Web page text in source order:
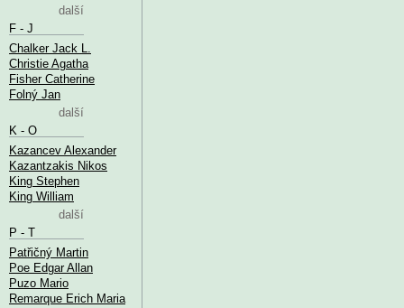
další
F - J
Chalker Jack L.
Christie Agatha
Fisher Catherine
Folný Jan
další
K - O
Kazancev Alexander
Kazantzakis Nikos
King Stephen
King William
další
P - T
Patřičný Martin
Poe Edgar Allan
Puzo Mario
Remarque Erich Maria